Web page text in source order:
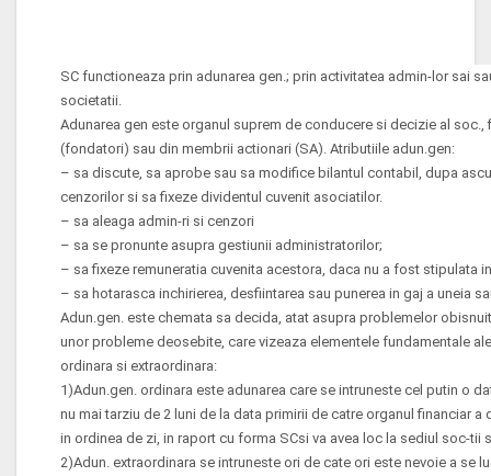
SC functioneaza prin adunarea gen.; prin activitatea admin-lor sai
societatii.
Adunarea gen este organul suprem de conducere si decizie al
(fondatori) sau din membrii actionari (SA). Atributiile adun.gen:
– sa discute, sa aprobe sau sa modifice bilantul contabil, dupa
cenzorilor si sa fixeze dividentul cuvenit asociatilor.
– sa aleaga admin-ri si cenzori
– sa se pronunte asupra gestiunii administratorilor;
– sa fixeze remuneratia cuvenita acestora, daca nu a fost stipulata
– sa hotarasca inchirierea, desfiintarea sau punerea in gaj a uneia
Adun.gen. este chemata sa decida, atat asupra problemelor
unor probleme deosebite, care vizeaza elementele fundamentale
ordinara si extraordinara:
1)Adun.gen. ordinara este adunarea care se intruneste cel putin o
nu mai tarziu de 2 luni de la data primirii de catre organul financiar
in ordinea de zi, in raport cu forma SCsi va avea loc la sediul soc-tii
2)Adun. extraordinara se intruneste ori de cate ori este nevoie a se